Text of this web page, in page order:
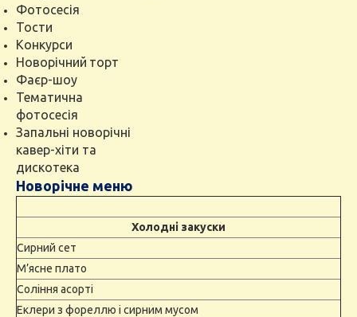
Фотосесія
Тости
Конкурси
Новорічний торт
Фаєр-шоу
Тематична
фотосесія
Запальні новорічні
кавер-хіти та
дискотека
Новорічне меню
Холодні закуски
Сирний сет
М’ясне плато
Соління асорті
Еклери з фореллю і сирним мусом